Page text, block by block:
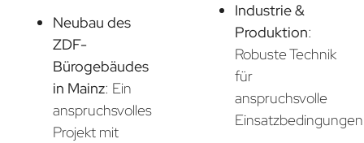
Neubau des
ZDF-
Bürogebäudes
in Mainz: Ein
anspruchsvolles
Projekt mit
Industrie &
Produktion:
Robuste Technik
für
anspruchsvolle